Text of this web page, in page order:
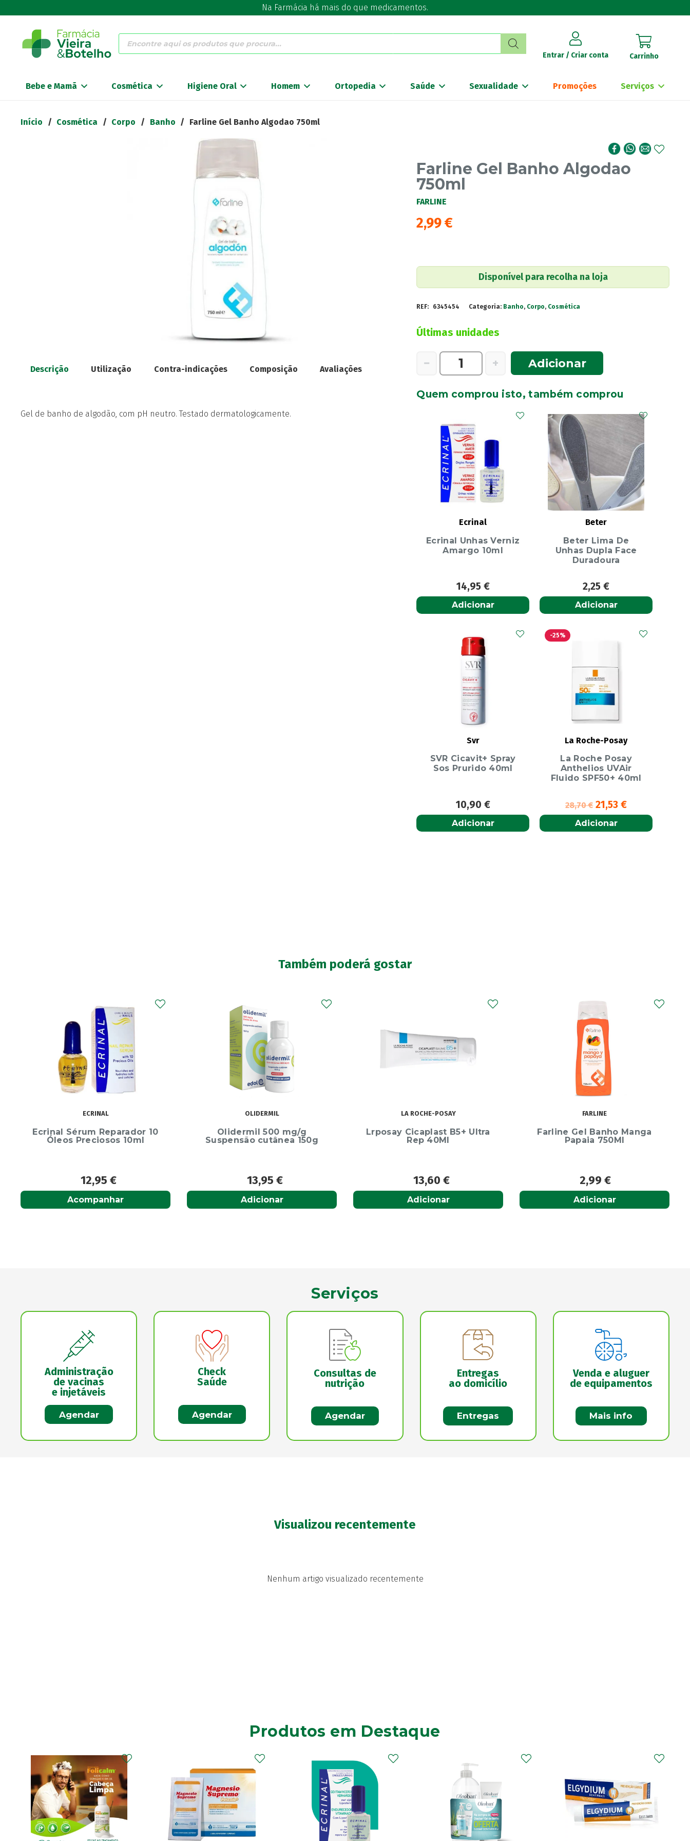
Na Farmácia há mais do que medicamentos.
Products
search
Entrar / Criar conta Carrinho
Bebe e Mamã Cosmética Higiene Oral Homem Ortopedia Saúde Sexualidade Promoções Serviços
Início / Cosmética / Corpo / Banho / Farline Gel Banho Algodao 750ml
Descrição Utilização Contra-indicações Composição Avaliações
Gel de banho de algodão, com pH neutro. Testado dermatologicamente.
Farline Gel Banho Algodao
750ml
FARLINE
2,99€
Disponível para recolha na loja
REF: 6345454 Categoria: Banho, Corpo, Cosmética
Últimas unidades
−
Quantidade
Gel
Algodao
+ Adicionar
Quem comprou isto, também comprou
Ecrinal
Ecrinal Unhas Verniz
Amargo 10ml
14,95 €
Adicionar
Beter
Beter Lima De
Unhas Dupla Face
Duradoura
2,25€
Adicionar
Svr
SVR Cicavit+ Spray
Sos Prurido 40ml
10,90 €
Adicionar
-25%
La Roche-Posay
La Roche Posay
Anthelios UVAir
Fluido SPF50+ 40ml
28,70€ 21,53€
Adicionar
Também poderá gostar
OLIDERMIL
Olidermil 500 mg/g
Suspensão cutânea 150g
13,95 €
Adicionar
LA ROCHE-POSAY
Lrposay Cicaplast B5+ Ultra
Rep 40Ml
13,60€
Adicionar
FARLINE
Farline Gel Banho Manga
Papaia 750Ml
2,99€
Adicionar
AVÈNE
Avene Xeracalm Nutri Lt
Hidr400ml+Of200
26,95€
Acompanhar
Serviços
Administração
de vacinas
e injetáveis
Agendar
Check
Saúde
Agendar
Consultas de
nutrição
Agendar
Entregas
ao domicílio
Entregas
Venda e aluguer
de equipamentos
Mais info
Visualizou recentemente
Nenhum artigo visualizado recentemente
Produtos em Destaque
Curaprox Surgical
Escova Dentes Mega
Soft